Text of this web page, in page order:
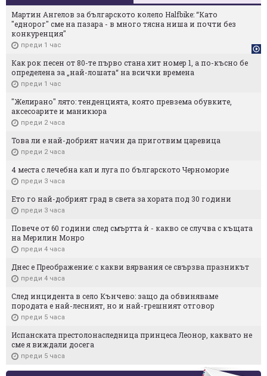
Мартин Ангелов за българското колело Halfbike: “Като
"еднорог" сме на пазара - в много тясна ниша и почти без
конкуренция"
преди 1 час
Как рок песен от 80-те първо стана хит номер 1, а по-късно бе
определена за „най-лошата“ на всички времена
преди 1 час
"Желирано" лято: тенденцията, която превзема обувките,
аксесоарите и маникюра
преди 2 часа
Това ли е най-добрият начин да приготвим царевица
преди 2 часа
4 места с лечебна кал и луга по българското Черноморие
преди 3 часа
Ето го най-добрият град в света за хората под 30 години
преди 3 часа
Повече от 60 години след смъртта ѝ - какво се случва с къщата
на Мерилин Монро
преди 4 часа
Днес е Преображение: с какви вярвания се свързва празникът
преди 4 часа
След инцидента в село Кънчево: защо да обвиняваме
породата е най-лесният, но и най-грешният отговор
преди 5 часа
Испанската престолонаследница принцеса Леонор, каквато не
сме я виждали досега
преди 5 часа